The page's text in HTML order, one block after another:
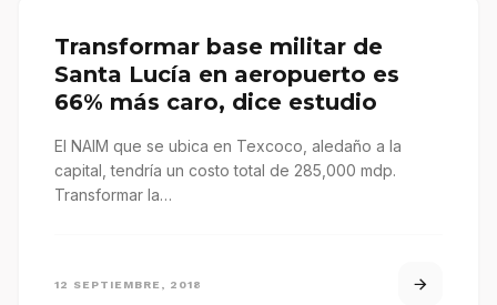
Transformar base militar de
Santa Lucía en aeropuerto es
66% más caro, dice estudio
El NAIM que se ubica en Texcoco, aledaño a la
capital, tendría un costo total de 285,000 mdp.
Transformar la…
12 SEPTIEMBRE, 2018